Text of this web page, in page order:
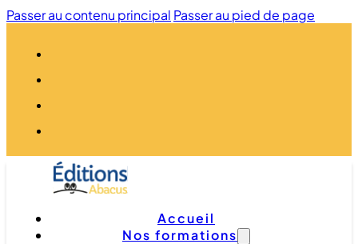
Passer au contenu principal Passer au pied de page
Accueil
Nos formations